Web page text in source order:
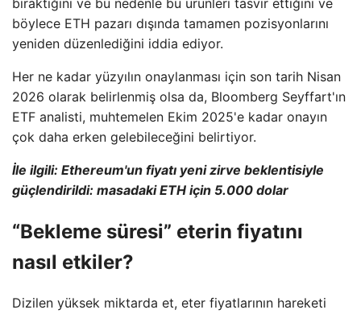
böylece ETH pazarı dışında tamamen pozisyonlarını
yeniden düzenlediğini iddia ediyor.
Her ne kadar yüzyılın onaylanması için son tarih Nisan
2026 olarak belirlenmiş olsa da, Bloomberg Seyffart'ın
ETF analisti, muhtemelen Ekim 2025'e kadar onayın
çok daha erken gelebileceğini belirtiyor.
İle ilgili: Ethereum'un fiyatı yeni zirve beklentisiyle
güçlendirildi: masadaki ETH için 5.000 dolar
“Bekleme süresi” eterin fiyatını
nasıl etkiler?
Dizilen yüksek miktarda et, eter fiyatlarının hareketi